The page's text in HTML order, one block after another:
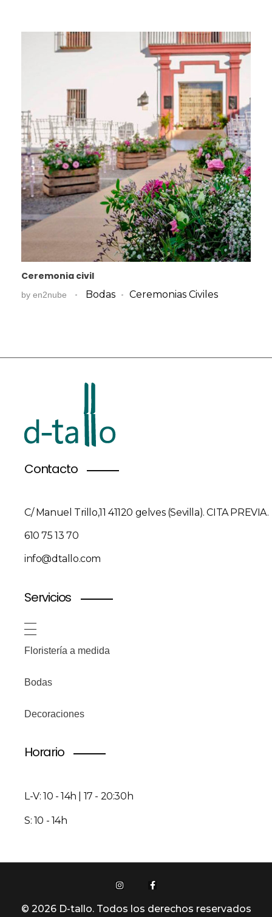
Ceremonia civil
by en2nube Bodas Ceremonias Civiles
Contacto
C/ Manuel Trillo,11 41120 gelves (Sevilla). CITA PREVIA.
610 75 13 70
info@dtallo.com
Servicios
Floristería a medida
Bodas
Decoraciones
Horario
L-V: 10 - 14h | 17 - 20:30h
S: 10 - 14h
© 2026 D-tallo. Todos los derechos reservados